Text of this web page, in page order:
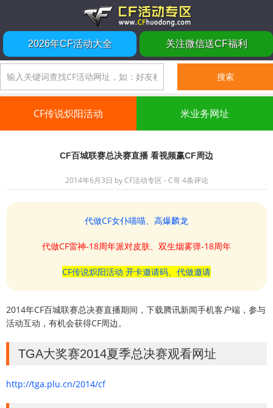
2026年CF活动大全 关注微信送CF福利
CF传说炽阳活动 米业务网址
CF百城联赛总决赛直播 看视频赢CF周边
2014年6月3日 byCF活动专区 - C哥 4条评论
代做CF女仆喵喵、高爆麟龙
代做CF雷神-18周年派对皮肤、双生烟雾弹-18周年
CF传说炽阳活动 开卡邀请码、代做邀请
2014年CF百城联赛总决赛直播期间，下载腾讯新闻手机客户端，参与
活动互动，有机会获得CF周边。
TGA大奖赛2014夏季总决赛观看网址
http://tga.plu.cn/2014/cf